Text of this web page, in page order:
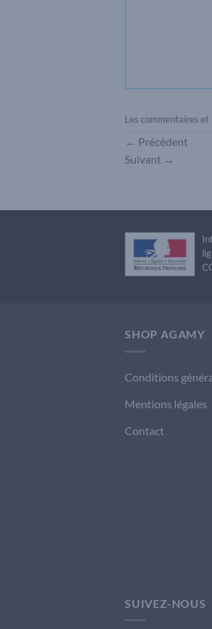
Les commentaires et
← Précédent
Suivant →
SHOP AGAMY
Conditions
Mentions légales
Contact
SUIVEZ-NOUS